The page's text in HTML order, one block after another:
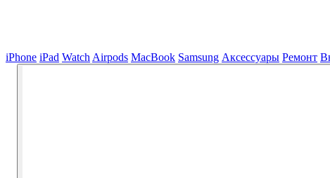
iPhone iPad Watch Airpods MacBook Samsung Аксессуары Ремонт